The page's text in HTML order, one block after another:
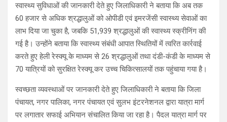
स्वास्थ्य सुविधाओं की जानकारी देते हुए जिलाधिकारी ने बताया कि अब तक
60 हजार से अधिक श्रद्धालुओं को ओपीडी एवं इमरजेंसी स्वास्थ्य सेवाओं का
लाभ दिया जा चुका है, जबकि 51,939 श्रद्धालुओं की स्वास्थ्य स्क्रीनिंग की
गई है। उन्होंने बताया कि स्वास्थ्य संबंधी आपात स्थितियों में त्वरित कार्रवाई
करते हुए हेली रेस्क्यू के माध्यम से 26 श्रद्धालुओं तथा दंडी-कंडी के माध्यम से
70 यात्रियों को सुरक्षित रेस्क्यू कर उच्च चिकित्सालयों तक पहुंचाया गया है।
स्वच्छता व्यवस्थाओं पर जानकारी देते हुए जिलाधिकारी ने बताया कि जिला
पंचायत, नगर पालिका, नगर पंचायत एवं सुलभ इंटरनेशनल द्वारा यात्रा मार्ग
पर लगातार सफाई अभियान संचालित किया जा रहा है। पैदल यात्रा मार्ग पर